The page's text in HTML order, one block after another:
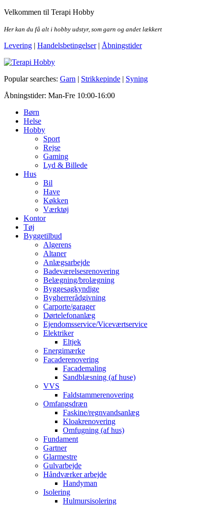
Skip
the
Velkommen til Terapi Hobby
Her kan du få alt i hobby udstyr, som garn og andet lækkert
Levering | Handelsbetingelser| Åbningstider
Terapi Hobby
Popular searches: Garn | Strikkepinde | Syning
Åbningstider: Man-Fre 10:00-16:00
Børn
Helse
Hobby
Sport
Rejse
Gaming
Lyd & Billede
Hus
Bil
Have
Køkken
Værktøj
Kontor
Tøj
Byggetilbud
Algerens
Altaner
Anlægsarbejde
Badeværelsesrenovering
Belægning/brolægning
Byggesagkyndige
Bygherrerådgivning
Carporte/garager
Dørtelefonanlæg
Ejendomsservice/Viceværtservice
Elektriker
Eltjek
Energimærke
Facaderenovering
Facademaling
Sandblæsning (af huse)
VVS
Faldstammerenovering
Omfangsdræn
Faskine/regnvandsanlæg
Kloakrenovering
Omfugning (af hus)
Fundament
Gartner
Glarmestre
Gulvarbejde
Håndværker arbejde
Handyman
Isolering
Hulmursisolering